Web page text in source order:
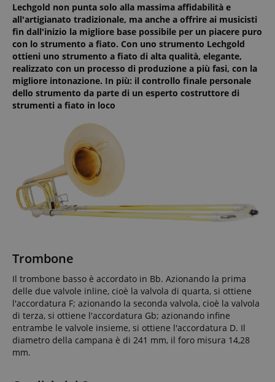
Lechgold non punta solo alla massima affidabilità e
all'artigianato tradizionale, ma anche a offrire ai musicisti
fin dall'inizio la migliore base possibile per un piacere puro
con lo strumento a fiato. Con uno strumento Lechgold
ottieni uno strumento a fiato di alta qualità, elegante,
realizzato con un processo di produzione a più fasi, con la
migliore intonazione. In più: il controllo finale personale
dello strumento da parte di un esperto costruttore di
strumenti a fiato in loco
Trombone
Il trombone basso è accordato in Bb. Azionando la prima
delle due valvole inline, cioè la valvola di quarta, si ottiene
l'accordatura F; azionando la seconda valvola, cioè la valvola
di terza, si ottiene l'accordatura Gb; azionando infine
entrambe le valvole insieme, si ottiene l'accordatura D. Il
diametro della campana è di 241 mm, il foro misura 14,28
mm.